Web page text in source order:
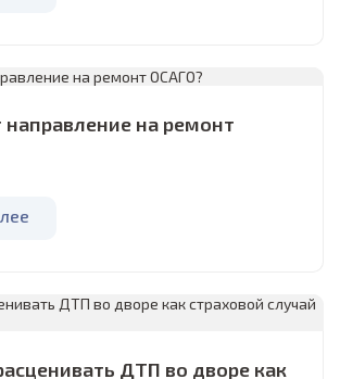
на ремонт
ДТП во дворе как